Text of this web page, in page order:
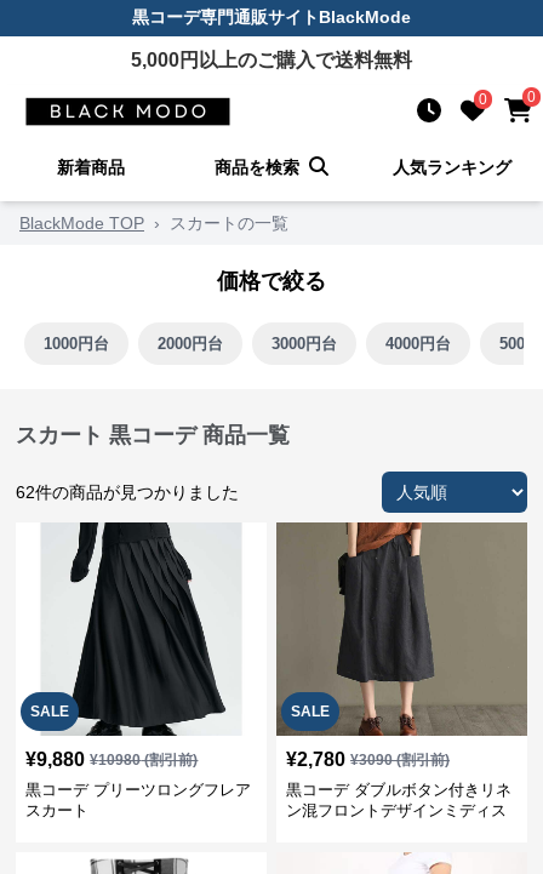
黒コーデ専門通販サイトBlackMode
5,000円以上のご購入で送料無料
0 0
新着商品 商品を検索 人気ランキング
BlackMode TOP › スカートの一覧
価格で絞る
1000円台 2000円台 3000円台 4000円台 5000
スカート 黒コーデ 商品一覧
62件の商品が見つかりました
SALE
¥9,880 ¥10980(割引前)
黒コーデ プリーツロングフレア
スカート
SALE
¥2,780 ¥3090(割引前)
黒コーデ ダブルボタン付きリネ
ン混フロントデザインミディス